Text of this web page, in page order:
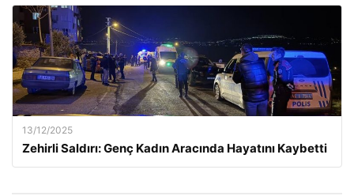
13/12/2025
Zehirli Saldırı: Genç Kadın Aracında Hayatını Kaybetti